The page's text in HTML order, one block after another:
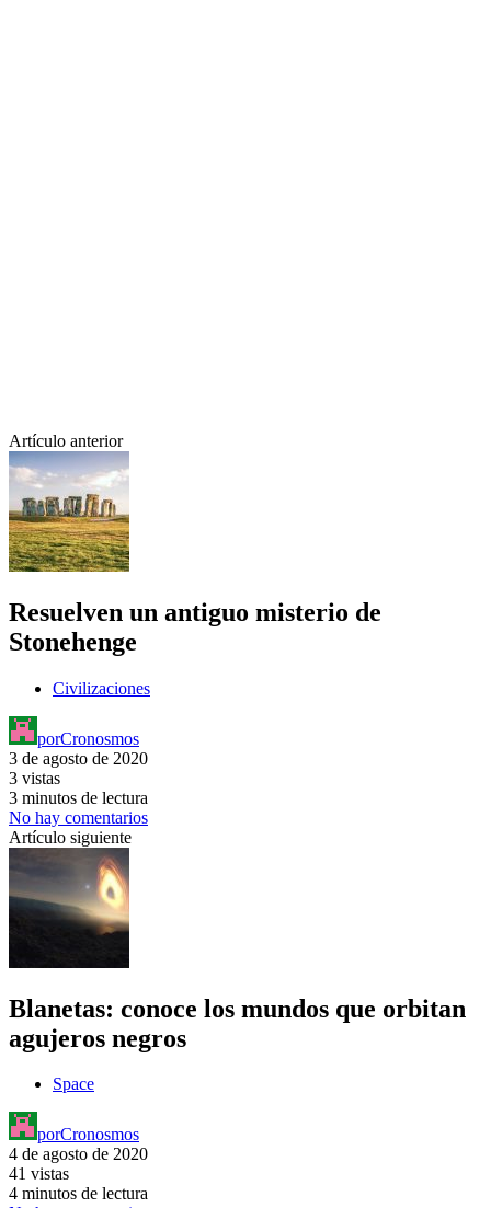
Artículo anterior
Resuelven un antiguo misterio de
Stonehenge
Civilizaciones
porCronosmos
3 de agosto de 2020
3 vistas
3 minutos de lectura
No hay comentarios
Artículo siguiente
Blanetas: conoce los mundos que orbitan
agujeros negros
Space
porCronosmos
4 de agosto de 2020
41 vistas
4 minutos de lectura